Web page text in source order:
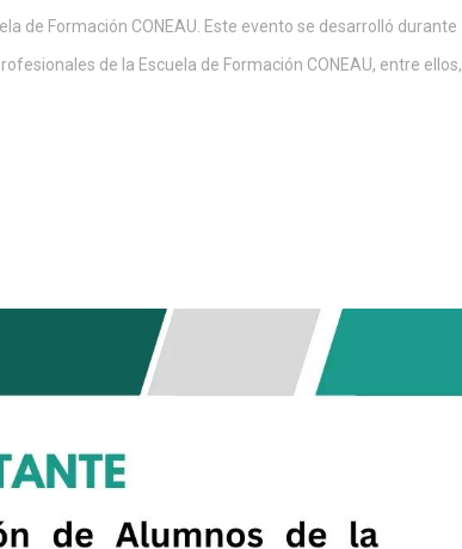
de Formación CONEAU. Este evento se desarrolló durante
de la Escuela de Formación CONEAU, entre ellos,